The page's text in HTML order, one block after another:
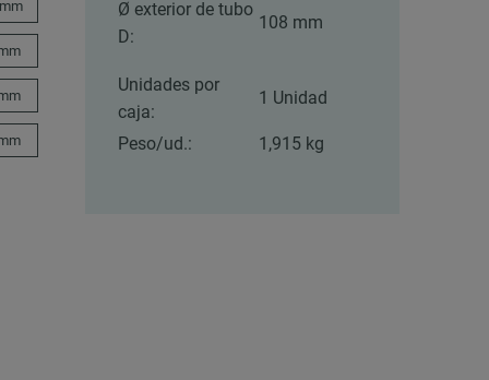
Ø exterior de tubo
D:
108 mm
Unidades por
caja:
1 Unidad
Peso/ud.: 1,915 kg